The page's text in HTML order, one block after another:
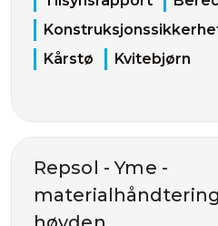
Kårstø
Kvitebjørn
Repsol - Yme -